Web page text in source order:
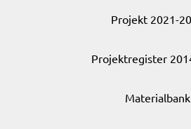
Projekt 2021-
Projektregister
Materialbank